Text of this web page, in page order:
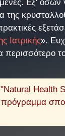
Εξ'
της
Ιατρικής».
περισσότερο
Health